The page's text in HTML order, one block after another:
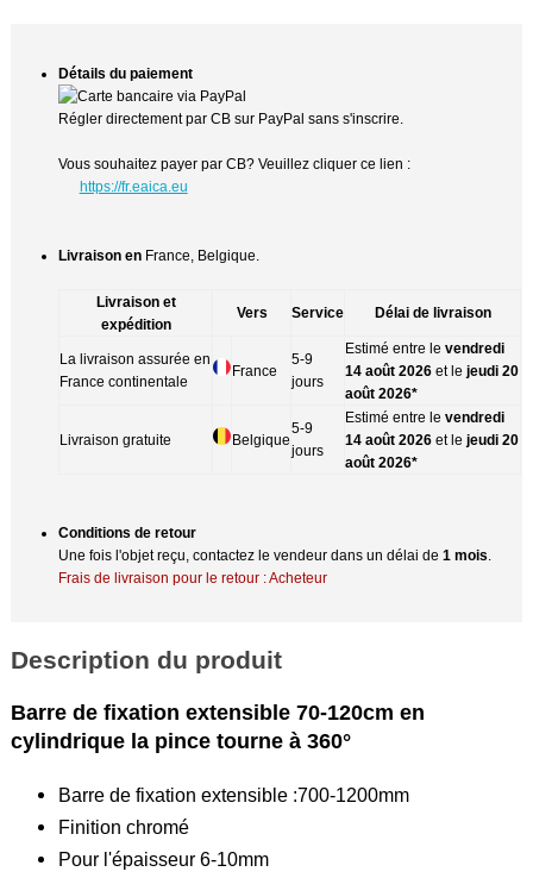
Détails du paiement
Régler directement par CB sur PayPal sans s'inscrire.
Vous souhaitez payer par CB? Veuillez cliquer ce lien :
https://fr.eaica.eu
Livraison en France, Belgique.
Livraison et
expédition
Vers Service Délai de livraison
La livraison assurée en
France continentale
France
5-9
jours
Estimé entre levendredi
14 août 2026 et lejeudi 20
août 2026*
Livraison gratuite Belgique
5-9
jours
Estimé entre levendredi
14 août 2026 et lejeudi 20
août 2026*
Conditions de retour
Une fois l'objet reçu, contactez le vendeur dans un délai de1 mois
Frais de livraison pour le retour : Acheteur
Description du produit
Barre de fixation extensible 70-120cm en
cylindrique la pince tourne à 360°
Barre de fixation extensible :700-1200mm
Finition chromé
Pour l'épaisseur 6-10mm